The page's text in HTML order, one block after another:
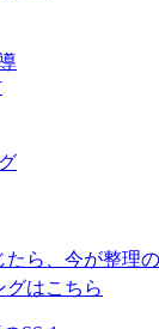
たら、今が整理
グはこちら